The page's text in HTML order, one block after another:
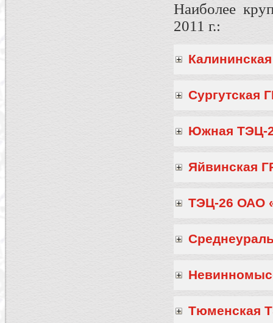
Наиболее
2011 г.:
Сургутская
Южная ТЭЦ-
Яйвинская
ТЭЦ-26 ОАО
Тюменская